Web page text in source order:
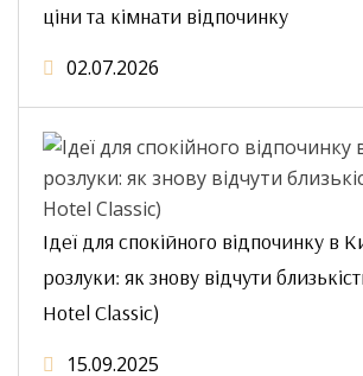
ціни та кімнати відпочинку
02.07.2026
Ідеї для спокійного відпочинку в
розлуки: як знову відчути
Hotel Classic)
15.09.2025